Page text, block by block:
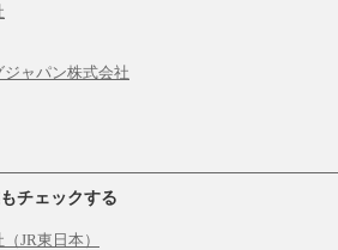
経験等を考慮し決定します
間中も給与に変更はございません。
ャパン株式会社
チェックする
JR東日本）